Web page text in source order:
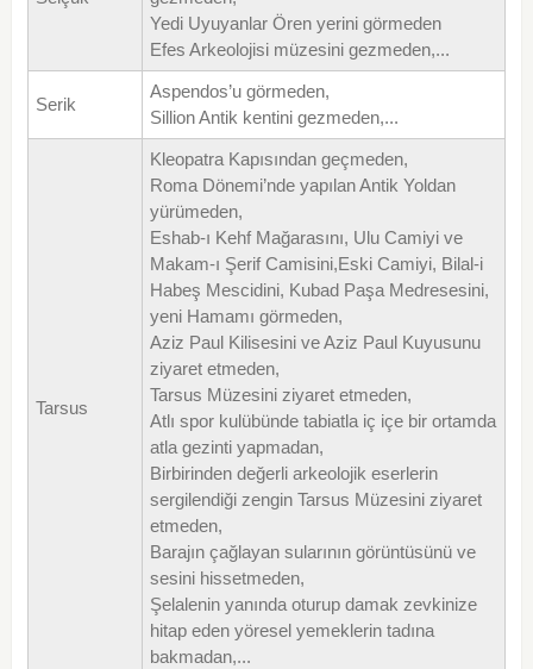
Yedi Uyuyanlar Ören yerini görmeden
Efes Arkeolojisi müzesini gezmeden,...
Serik
Aspendos’u görmeden,
Sillion Antik kentini gezmeden,...
Tarsus
Kleopatra Kapısından geçmeden,
Roma Dönemi’nde yapılan Antik Yoldan
yürümeden,
Eshab-ı Kehf Mağarasını, Ulu Camiyi ve
Makam-ı Şerif Camisini,Eski Camiyi, Bilal-i
Habeş Mescidini, Kubad Paşa Medresesini,
yeni Hamamı görmeden,
Aziz Paul Kilisesini ve Aziz Paul Kuyusunu
ziyaret etmeden,
Tarsus Müzesini ziyaret etmeden,
Atlı spor kulübünde tabiatla iç içe bir ortamda
atla gezinti yapmadan,
Birbirinden değerli arkeolojik eserlerin
sergilendiği zengin Tarsus Müzesini ziyaret
etmeden,
Barajın çağlayan sularının görüntüsünü ve
sesini hissetmeden,
Şelalenin yanında oturup damak zevkinize
hitap eden yöresel yemeklerin tadına
bakmadan,...